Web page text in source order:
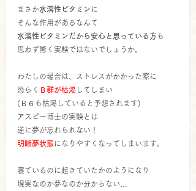
まさか水溶性ビタミン に
そんな作用があるなんて
水溶性ビタミンだから安心と思っている方 も
思わず驚く実験ではないでしょうか。
わたしの場合は、ストレスがかかった際に
恐らく Ｂ群が枯渇 してしまい
(Ｂ６も枯渇していると予想されます)
アスピー博士の実験とは
逆に夢が忘れられない！
明晰夢状態 になりやすくなってしまいます。
寝ているのに起きていたかのようになり
現実なのか夢なのか分からない…